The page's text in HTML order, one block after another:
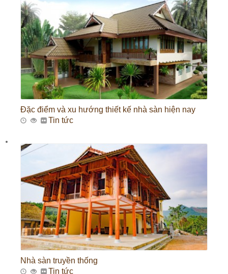
Đặc điểm và xu hướng thiết kế nhà sàn hiện nay
Tin tức
Nhà sàn truyền thống
Tin tức